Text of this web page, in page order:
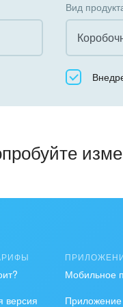
Вид
Все
версия
Мобильное